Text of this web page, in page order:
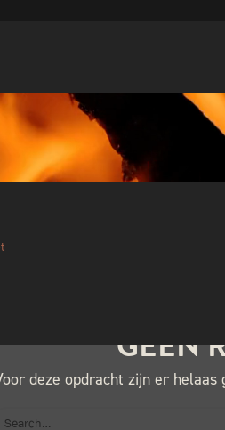
GEEN
deze opdracht zijn er